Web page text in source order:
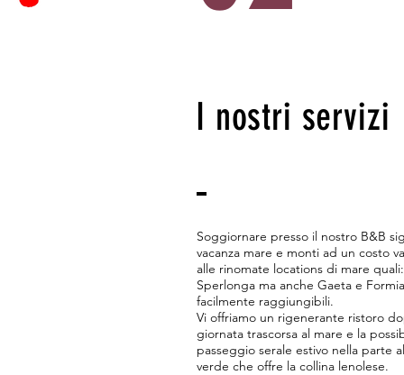
I nostri servizi
Soggiornare presso il nostro B&B
vacanza mare e monti ad un costo
alle rinomate locations di mare
Sperlonga ma anche Gaeta e
facilmente raggiungibili.
Vi offriamo un rigenerante ristoro
giornata trascorsa al mare e la
passeggio serale estivo nella parte
verde che offre la collina lenolese.